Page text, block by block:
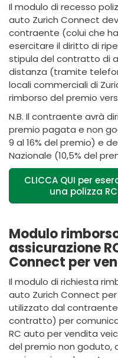
Il modulo di recesso
auto Zurich Connect
contraente (colui che
esercitare il diritto di
stipula del contratto di
distanza (tramite
locali commerciali di
rimborso del premio
N.B. Il contraente avrà
premio pagata e non
9 al 16% del premio) e
Nazionale (10,5% del
CLICCA QUI per
una polizza
Modulo
assicurazione
Connect per
Il modulo di richiesta
auto Zurich Connect
utilizzato dal
contratto) per
RC auto per vendita
del premio non goduto,